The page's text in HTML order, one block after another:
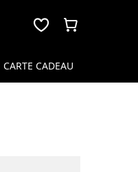
CARTE CADEAU